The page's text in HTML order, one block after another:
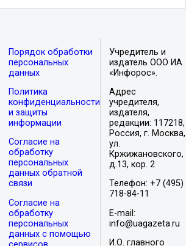
Порядок обработки
персональных
данных
Политика
конфиденциальности
и защиты
информации
Согласие на
обработку
персональных
данных обратной
связи
Согласие на
обработку
персональных
данных с помощью
Учредитель и
издатель ООО ИА
«Инфорос».
Адрес
учредителя,
издателя,
редакции: 117218,
Россия, г. Москва,
ул.
Кржижановского,
д.13, кор. 2
Телефон: +7 (495)
718-84-11
E-mail:
info@uagazeta.ru
И.О. главного